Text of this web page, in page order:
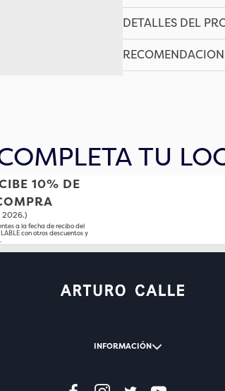
DETALLES DEL
TU
10% DE
2026.)
a la fecha de recibo del
con otros descuentos y
INFORMACIÓN